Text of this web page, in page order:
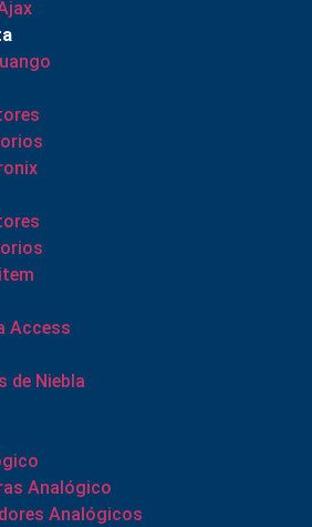
Access
de Niebla
Analógico
Analógicos